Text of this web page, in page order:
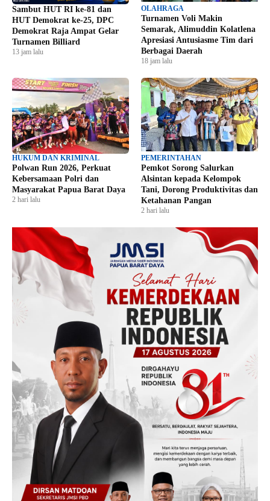
Sambut HUT RI ke-81 dan
HUT Demokrat ke-25, DPC
Demokrat Raja Ampat Gelar
Turnamen Billiard
13 jam lalu
OLAHRAGA
Turnamen Voli Makin
Semarak, Alimuddin Kolatlena
Apresiasi Antusiasme Tim dari
Berbagai Daerah
18 jam lalu
HUKUM DAN KRIMINAL
Polwan Run 2026, Perkuat
Kebersamaan Polri dan
Masyarakat Papua Barat Daya
2 hari lalu
PEMERINTAHAN
Pemkot Sorong Salurkan
Alsintan kepada Kelompok
Tani, Dorong Produktivitas dan
Ketahanan Pangan
2 hari lalu